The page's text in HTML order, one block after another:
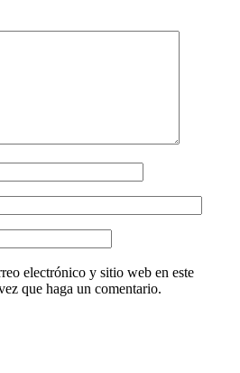
electrónico y sitio web en este
que haga un comentario.